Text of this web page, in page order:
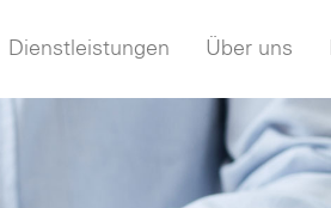
Dienstleistungen Über uns